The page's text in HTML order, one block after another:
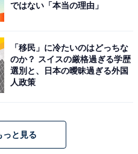
続を大きく突き放すとい
1番人気を争った2頭は10番
頭を見ながら」という形
ではない「本当の理由」
「移民」に冷たいのはどっちな
のか？ スイスの厳格過ぎる学歴
選別と、日本の曖昧過ぎる外国
人政策
っと見る